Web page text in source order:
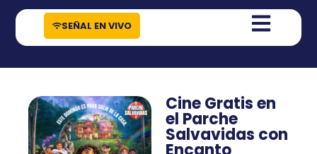
contenido
SEÑAL EN VIVO
Cine Gratis en
el Parche
Salvavidas con